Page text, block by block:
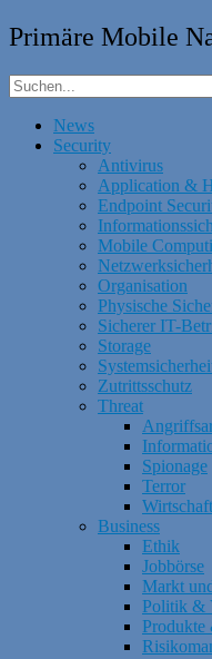
Primäre Mobile
News
Security
Antivirus
Application &
Endpoint
Mobile
Organisation
Physische
Sicherer IT-
Storage
Zutrittsschutz
Threat
Spionage
Terror
Business
Ethik
Jobbörse
Markt
Politik &
Produkte